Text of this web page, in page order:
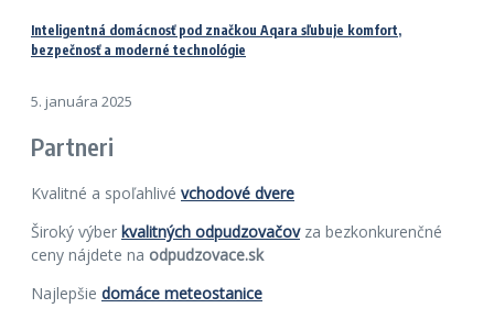
Inteligentná domácnosť pod značkou Aqara sľubuje komfort,
bezpečnosť a moderné technológie
5. januára 2025
Partneri
Kvalitné a spoľahlivé vchodové dvere
Široký výber kvalitných odpudzovačovza bezkonkurenčné
ceny nájdete na odpudzovace.sk
Najlepšie domáce meteostanice